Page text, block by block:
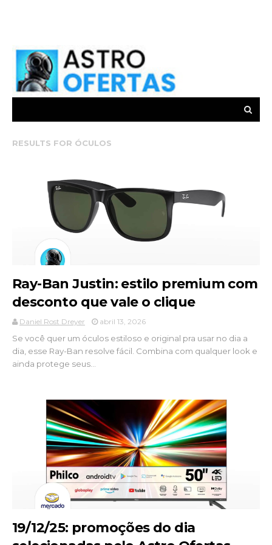
RESULTS FOR ÓCULOS
Ray-Ban Justin: estilo premium com
desconto que vale o clique
Daniel Rost Dreyer abril 13, 2026
Se você quer um óculos estiloso e original pra usar no dia a
dia, esse Ray-Ban resolve fácil. Combina com qualquer look e
ainda protege seus...
19/12/25: promoções do dia